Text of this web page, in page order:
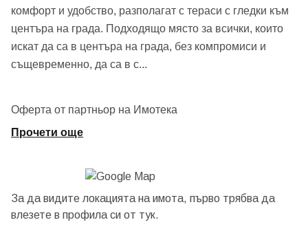
комфорт и удобство, разполагат с тераси с гледки към
центъра на града. Подходящо място за всички, които
искат да са в центъра на града, без компромиси и
същевременно, да са в с...
Оферта от партньор на Имотека
Прочети още
За да видите локацията на имота, първо трябва да
влезете в профила си от тук.